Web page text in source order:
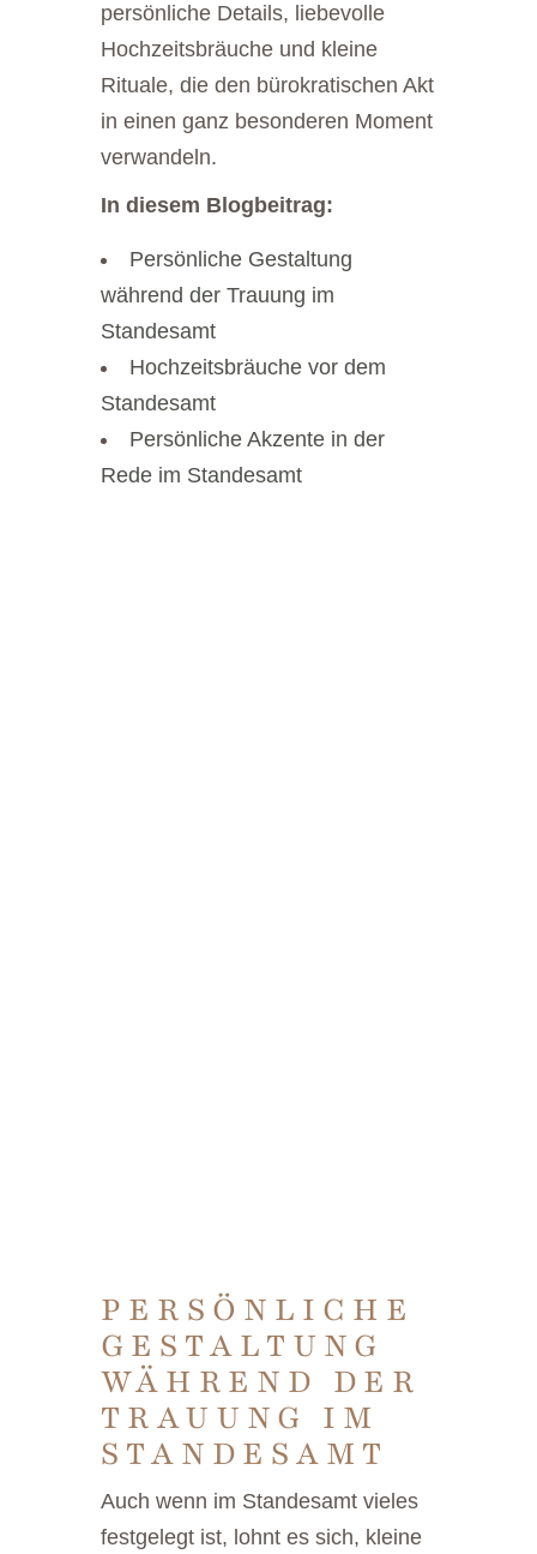
persönliche Details, liebevolle
Hochzeitsbräuche und kleine
Rituale, die den bürokratischen Akt
in einen ganz besonderen Moment
verwandeln.
In diesem Blogbeitrag:
Persönliche Gestaltung
während der Trauung im
Standesamt
Hochzeitsbräuche vor dem
Standesamt
Persönliche Akzente in der
Rede im Standesamt
PERSÖNLICHE
GESTALTUNG
WÄHREND DER
TRAUUNG IM
STANDESAMT
Auch wenn im Standesamt vieles
festgelegt ist, lohnt es sich, kleine